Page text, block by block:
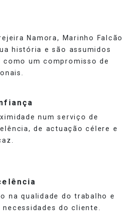
Namora, Marinho Falcão
história e são assumidos
como um compromisso de
num serviço de
de actuação célere e
na qualidade do trabalho e
necessidades do cliente.